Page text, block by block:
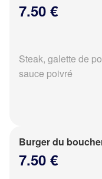
7.50 €
Steak, galette de
sauce poivré
Burger du
7.50 €